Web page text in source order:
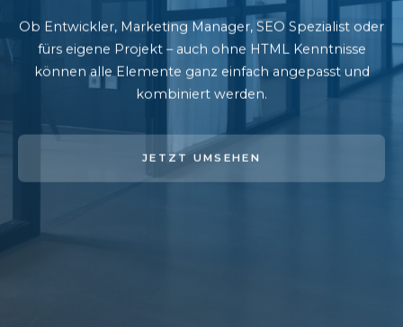
Ob Entwickler, Marketing Manager, SEO Spezialist oder
fürs eigene Projekt – auch ohne HTML Kenntnisse
können alle Elemente ganz einfach angepasst und
kombiniert werden.
JETZT UMSEHEN